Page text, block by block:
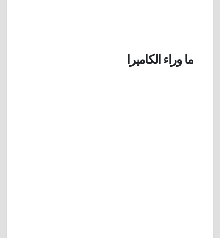
ما وراء الكاميرا